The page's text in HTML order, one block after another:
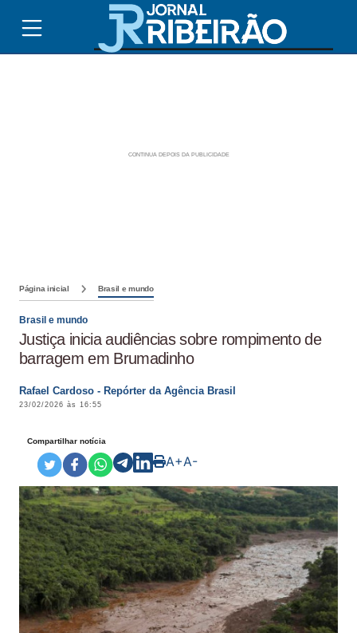
Página inicial Brasil e mundo
Brasil e mundo
Justiça inicia audiências sobre rompimento de
barragem em Brumadinho
Rafael Cardoso - Repórter da Agência Brasil
23/02/2026 às 16:55
Compartilhar notícia
A+A-